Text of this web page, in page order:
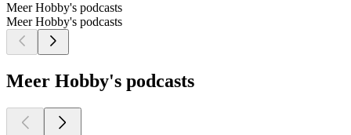
Meer Hobby's podcasts
Meer Hobby's podcasts
Meer Hobby's podcasts